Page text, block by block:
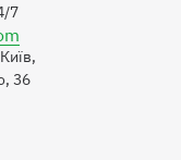
7
36